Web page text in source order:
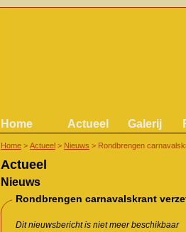
Home Actueel Galerij
Home > Actueel > Nieuws > Rondbrengen
Actueel
Nieuws
Rondbrengen carnavalskrant
Dit nieuwsbericht is niet meer beschikbaar